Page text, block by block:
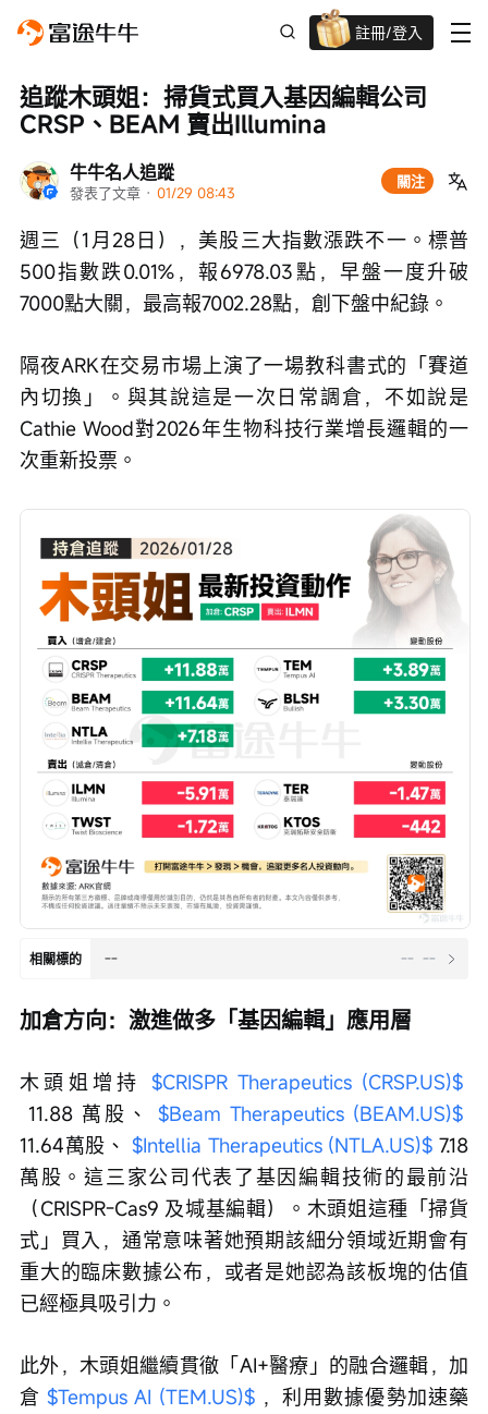
註冊/登入
迎新驚喜賞 股票/BTC等任你揀!
牛牛名人追蹤
發表了文章 · 01/29 08:43
關注
追蹤木頭姐：掃貨式買入基因編輯公司
CRSP、BEAM 賣出Illumina
週三（1月28日），美股三大指數漲跌不一。標普
500指數跌0.01%，報6978.03點，早盤一度升破
7000點大關，最高報7002.28點，創下盤中紀錄。
隔夜ARK在交易市場上演了一場教科書式的「賽道
內切換」。與其說這是一次日常調倉，不如說是
Cathie Wood對2026年生物科技行業增長邏輯的一
次重新投票。
相關標的 -- -- --
加倉方向：激進做多「基因編輯」應用層
木頭姐增持 $CRISPR Therapeutics (CRSP.US)$
11.88 萬股、 $Beam Therapeutics (BEAM.US)$
11.64萬股、 $Intellia Therapeutics (NTLA.US)$ 7.18
萬股。這三家公司代表了基因編輯技術的最前沿
（CRISPR-Cas9 及堿基編輯）。木頭姐這種「掃貨
式」買入，通常意味著她預期該細分領域近期會有
重大的臨床數據公布，或者是她認為該板塊的估值
已經極具吸引力。
此外，木頭姐繼續貫徹「AI+醫療」的融合邏輯，加
倉 $Tempus AI (TEM.US)$ ，利用數據優勢加速藥